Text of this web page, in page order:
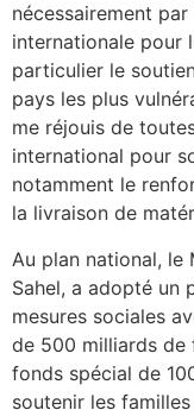
nécessairement
internationale pour
particulier le
pays les plus
me réjouis de
international pour
notamment le
la livraison de
Au plan national, le
Sahel, a adopté un
mesures sociales
de 500 milliards de
fonds spécial de
soutenir les